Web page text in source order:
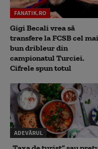
FANATIK.RO
Gigi Becali vrea să
transfere la FCSB cel mai
bun dribleur din
campionatul Turciei.
Cifrele spun totul
ADEVĂRUL